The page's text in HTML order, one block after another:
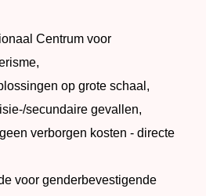
Centrum voor
op grote schaal,
secundaire gevallen,
verborgen kosten - directe
voor genderbevestigende